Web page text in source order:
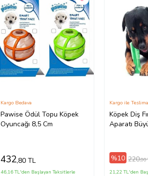
Pawise Ödül Topu Köpek
Oyuncağı 8,5 Cm
Kargo Bedava
432,80 TL
46,16 TL'den Başlayan Taksitlerle
Köpek Diş
Aparatı
Kargo ile
%10 220,00
21,22 TL'den